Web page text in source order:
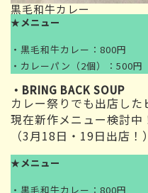
黒毛和牛カレー
★メニュー
・黒毛和牛カレー：800円
・カレーパン（2個）：500円
・ BRING BACK SOUP
カレー祭りでも出店した
現在新作メニュー検討中
（3月18日・19日出店！）
★メニュー
・黒毛和牛カレー：800円